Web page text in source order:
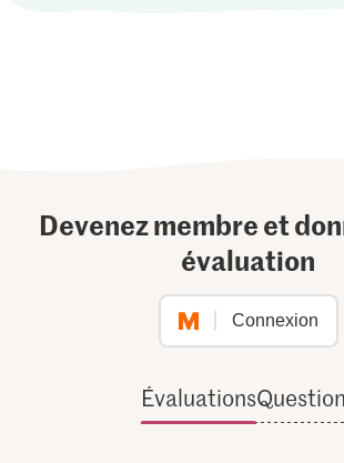
Devenez membre et
évaluation
Connexion
Évaluations